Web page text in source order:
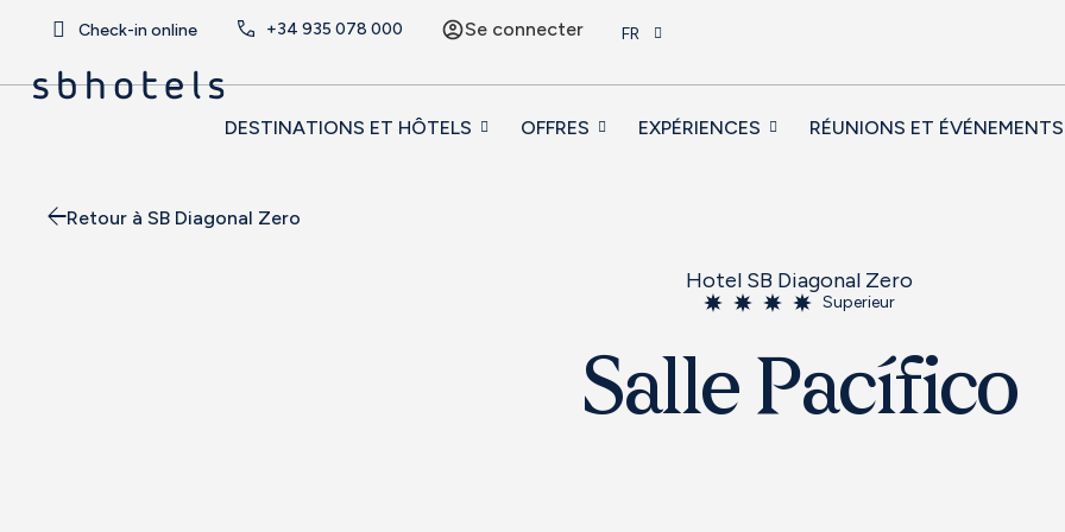
Check-in online +34 935 078 000 Se connecter FR
DESTINATIONS ET HÔTELS OFFRES EXPÉRIENCES RÉUNIONS ET ÉVÉNEMENTS
Retour à SB Diagonal Zero
Hotel SB Diagonal Zero
Superieur
Salle Pacífico